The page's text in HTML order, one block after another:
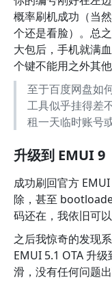
概率刷机成功（当
个还是看脸）。总
大包后，手机就满
个键不能用之外其
至于百度网盘如
工具似乎挂得差
租一天临时账号
升级到 EMUI 9
成功刷回官方
除，甚至
码还在，我依旧可
之后我惊奇的发现
EMUI 5.1 OTA 升
滑，没有任何问题